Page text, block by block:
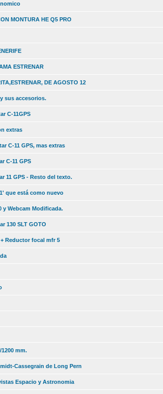
MONTURA HE Q5 PRO
ESTRENAR
DE AGOSTO 12
sus accesorios.
C-11GPS
extras
C-11 GPS, mas extras
C-11 GPS
11 GPS - Resto del texto.
que está como nuevo
y Webcam Modificada.
130 SLT GOTO
Reductor focal mfr 5
mm.
Cassegrain de Long Pern
Espacio y Astronomia